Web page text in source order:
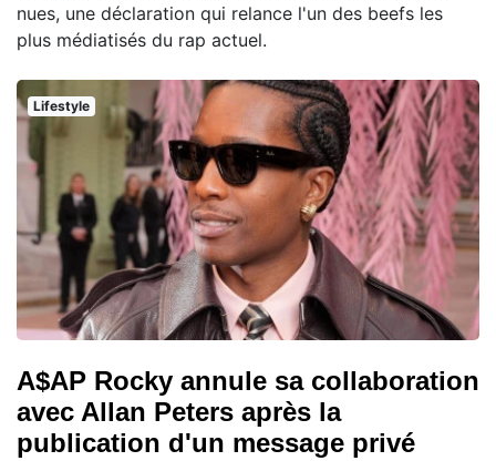
nues, une déclaration qui relance l'un des beefs les
plus médiatisés du rap actuel.
Lifestyle
A$AP Rocky annule sa collaboration
avec Allan Peters après la
publication d'un message privé